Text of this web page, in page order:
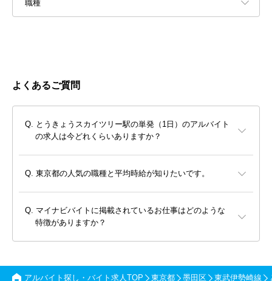
職種
よくあるご質問
とうきょうスカイツリー駅の単発（1日）のアルバイト
の求人は今どれくらいありますか？
東京都の人気の職種と平均時給が知りたいです。
マイナビバイトに掲載されているお仕事はどのような
特徴がありますか？
アルバイト探し・バイト求人TOP 東京都 墨田区 東武伊勢崎線